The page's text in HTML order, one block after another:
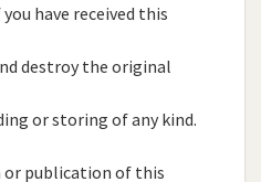
have received this
destroy the original
or storing of any kind.
publication of this